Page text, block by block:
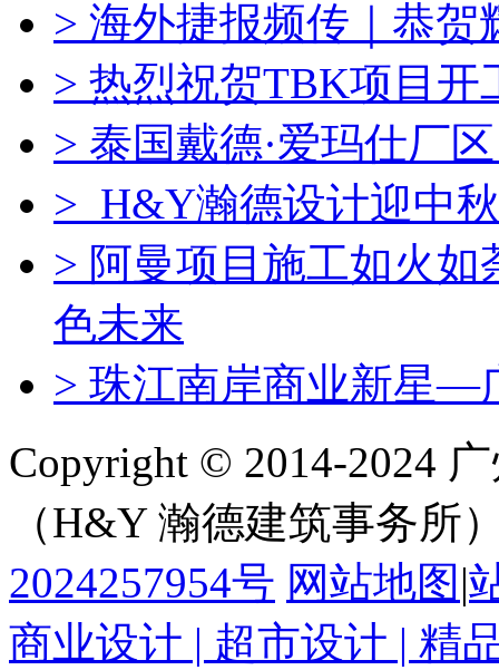
> 海外捷报频传｜恭贺
> 热烈祝贺TBK项目开
> 泰国戴德·爱玛仕厂
> H&Y瀚德设计迎中
> 阿曼项目施工如火
色未来
> 珠江南岸商业新星—
Copyright © 2014-2024
（H&Y 瀚德建筑事务所
2024257954号 网站地图 |
商业设计 | 超市设计 | 精